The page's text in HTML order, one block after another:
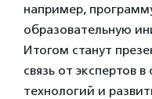
например,
образовательную
Итогом станут
связь от экспертов
технологий и